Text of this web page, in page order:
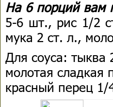
На 6 порций вам
5-6 шт., рис 1/2
мука 2 ст. л.,
Для соуса: тыква
молотая сладкая
красный перец